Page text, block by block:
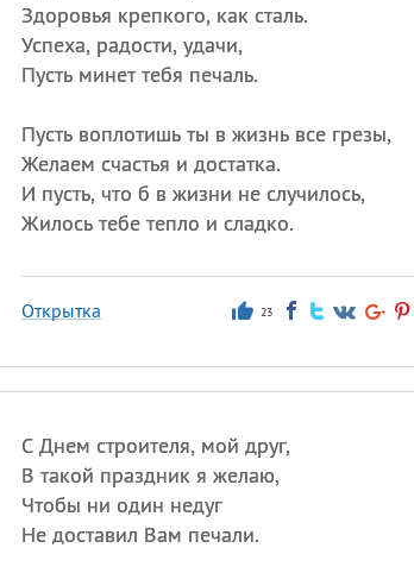
Здоровья крепкого, как сталь.
Успеха, радости, удачи,
Пусть минет тебя печаль.
Пусть воплотишь ты в жизнь все грезы,
Желаем счастья и достатка.
И пусть, что б в жизни не случилось,
Жилось тебе тепло и сладко.
Открытка 23
С Днем строителя, мой друг,
В такой праздник я желаю,
Чтобы ни один недуг
Не доставил Вам печали.